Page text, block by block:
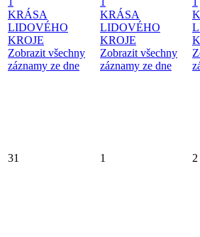
KRÁSA
LIDOVÉHO
KROJE
Zobrazit všechny
záznamy ze dne
KRÁSA
LIDOVÉHO
KROJE
Zobrazit všechny
záznamy ze dne
31 1 2